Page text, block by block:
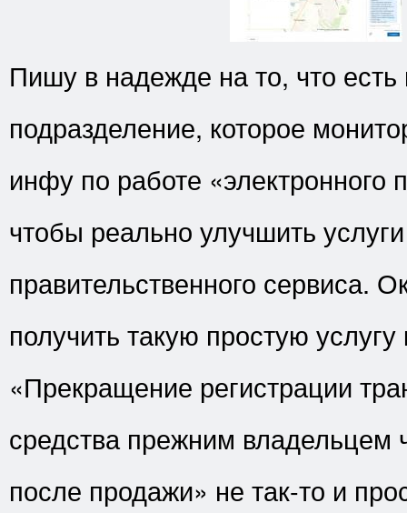
Пишу в надежде на то, что есть
подразделение, которое
инфу по работе «электронного
чтобы реально улучшить
правительственного сервиса.
получить такую простую услугу
«Прекращение регистрации
средства прежним владельцем
после продажи» не так-то и